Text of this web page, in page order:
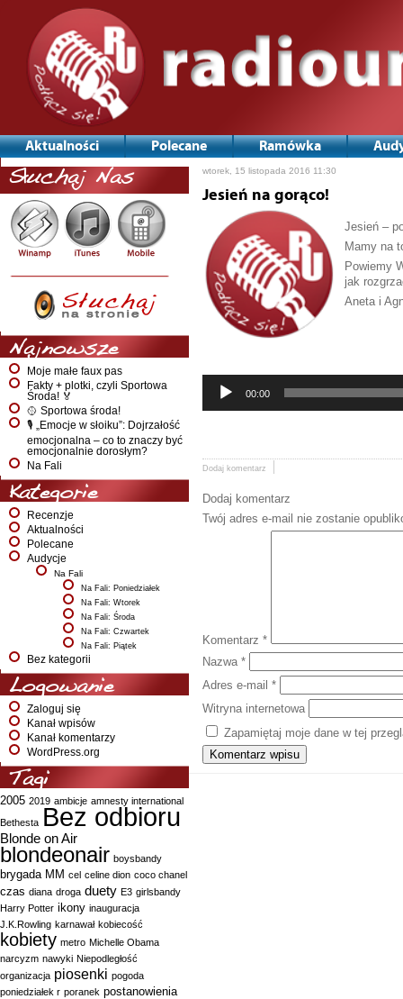
Aktualności Polecane Ramówka
Słuchaj Nas
Najnowsze
Moje małe faux pas
Fakty + plotki, czyli Sportowa
Środa! 🏅
🥎 Sportowa środa!
🎙️ „Emocje w słoiku”: Dojrzałość
emocjonalna – co to znaczy być
emocjonalnie dorosłym?
Na Fali
Kategorie
Recenzje
Aktualności
Polecane
Audycje
Na Fali
Na Fali: Poniedziałek
Na Fali: Wtorek
Na Fali: Środa
Na Fali: Czwartek
Na Fali: Piątek
Bez kategorii
Logowanie
Zaloguj się
Kanał wpisów
Kanał komentarzy
WordPress.org
Tagi
2005 2019 ambicje amnesty international
Bethesta Bez odbioru
Blonde on Air
blondeonair boysbandy
brygada MM cel celine dion coco chanel
czas diana droga duety E3 girlsbandy
Harry Potter ikony inauguracja
J.K.Rowling karnawał kobiecość
kobiety metro Michelle Obama
narcyzm nawyki Niepodległość
organizacja piosenki pogoda
poniedziałek r poranek postanowienia
wtorek, 15 listopada 2016 11:30
Jesień na gorąco!
Jesień –
Mamy na
Powiemy
jak
Aneta i
00:00
Dodaj komentarz
Dodaj komentarz
Twój adres e-mail nie zostanie
Komentarz *
Nazwa *
Adres e-mail *
Witryna internetowa
Zapamiętaj moje dane w tej